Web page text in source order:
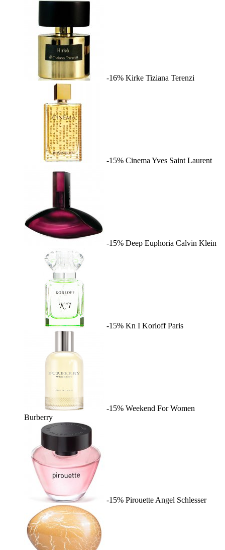
-16% Kirke Tiziana Terenzi
-15% Cinema Yves Saint Laurent
-15% Deep Euphoria Calvin Klein
-15% Kn I Korloff Paris
-15% Weekend For Women
Burberry
-15% Pirouette Angel Schlesser